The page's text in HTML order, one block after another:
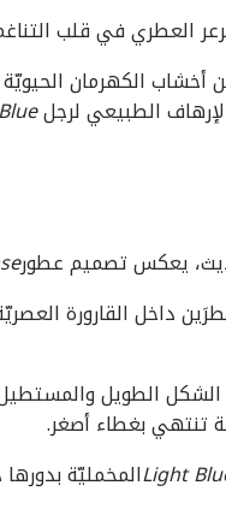
العطري في قلب
الكهرمان الحيويّة
الطبيعي لرجل
يعكس تصميم عطور
داخل القارورة
الطويل
تنتهي بغطاء أصغر.
Lightالمخمليّة